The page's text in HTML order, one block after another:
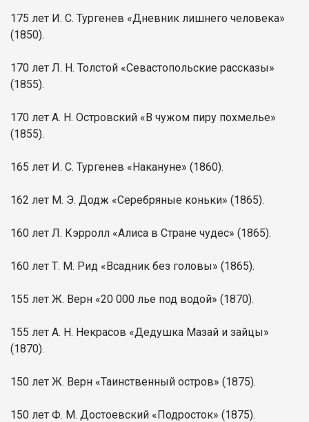
175 лет И. С. Тургенев «Дневник лишнего человека»
(1850).
170 лет Л. Н. Толстой «Севастопольские рассказы»
(1855).
170 лет А. Н. Островский «В чужом пиру похмелье»
(1855).
165 лет И. С. Тургенев «Накануне» (1860).
162 лет М. Э. Додж «Серебряные коньки» (1865).
160 лет Л. Кэрролл «Алиса в Стране чудес» (1865).
160 лет Т. М. Рид «Всадник без головы» (1865).
155 лет Ж. Верн «20 000 лье под водой» (1870).
155 лет А. Н. Некрасов «Дедушка Мазай и зайцы»
(1870).
150 лет Ж. Верн «Таинственный остров» (1875).
150 лет Ф. М. Достоевский «Подросток» (1875).